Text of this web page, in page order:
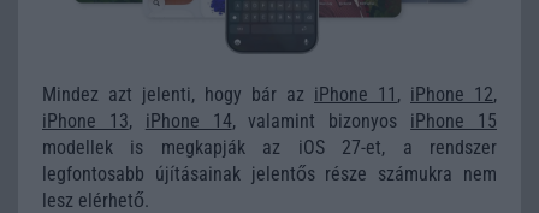
Mindez azt jelenti, hogy bár az iPhone 11 , iPhone 12,
iPhone 13, iPhone 14, valamint bizonyos iPhone 15
modellek is megkapják az iOS 27-et, a rendszer
legfontosabb újításainak jelentős része számukra nem
lesz elérhető.